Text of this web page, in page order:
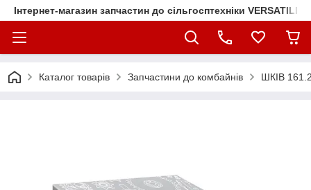
Інтернет-магазин запчастин до сільгосптехніки VERSATILE
Каталог товарів Запчастини до комбайнів ШКІВ